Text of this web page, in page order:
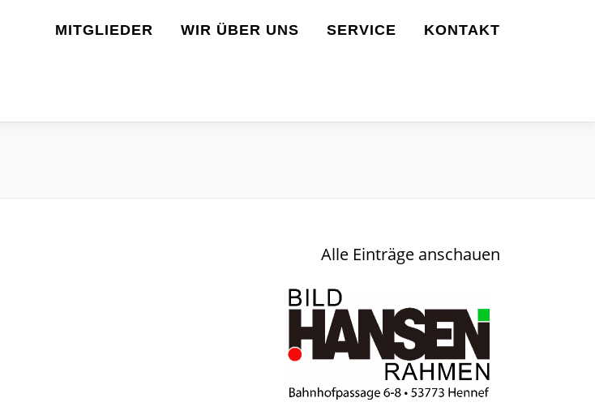
MITGLIEDER WIR ÜBER UNS SERVICE KONTAKT
Alle Einträge anschauen